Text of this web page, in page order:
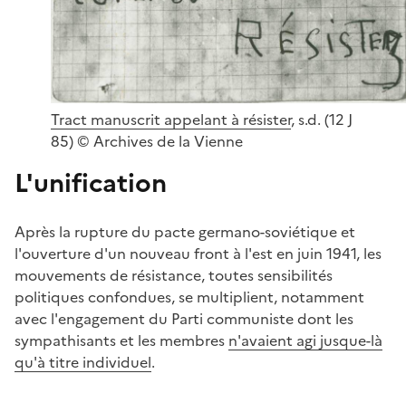
Tract manuscrit appelant à résister, s.d. (12 J
85) © Archives de la Vienne
L'unification
Après la rupture du pacte germano-soviétique et
l'ouverture d'un nouveau front à l'est en juin 1941, les
mouvements de résistance, toutes sensibilités
politiques confondues, se multiplient, notamment
avec l'engagement du Parti communiste dont les
sympathisants et les membres n'avaient agi jusque-là
qu'à titre individuel.